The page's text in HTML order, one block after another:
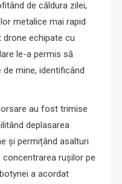
de căldura zilei,
metalice mai rapid
echipate cu
le-a permis să
mine, identificând
au fost trimise
deplasarea
și permițând asalturi
rușilor pe
a acordat